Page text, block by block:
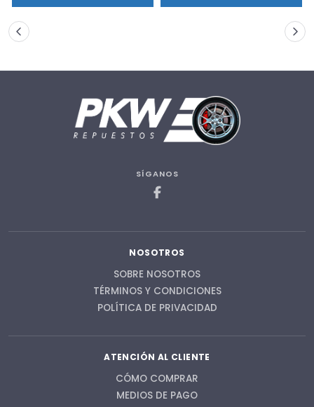
SÍGANOS
NOSOTROS
SOBRE NOSOTROS
TÉRMINOS Y CONDICIONES
POLÍTICA DE PRIVACIDAD
ATENCIÓN AL CLIENTE
CÓMO COMPRAR
MEDIOS DE PAGO